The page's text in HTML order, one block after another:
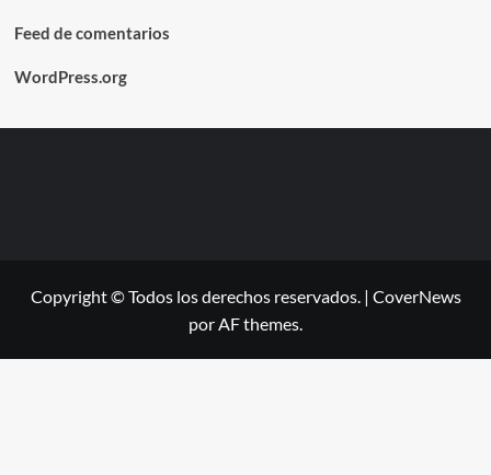
Feed de comentarios
WordPress.org
Copyright © Todos los derechos reservados. | CoverNews
por AF themes.